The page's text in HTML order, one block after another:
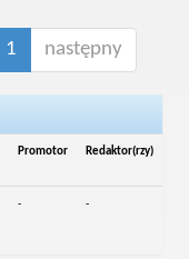
1 następny
Promotor Redaktor(rzy)
- -